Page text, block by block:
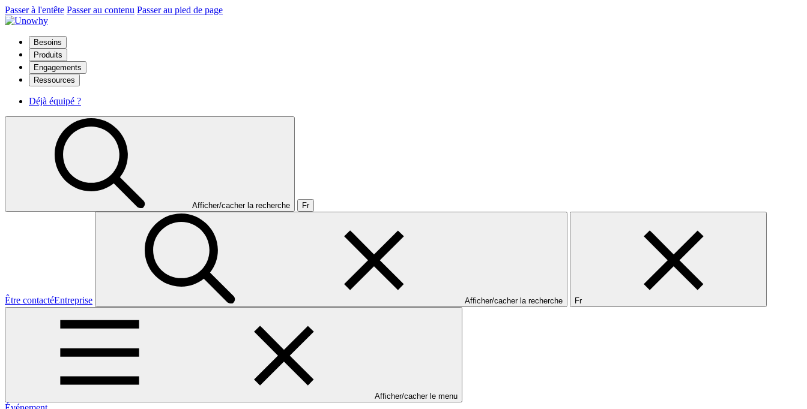
Passer à l'entête Passer au contenu Passer au pied de page
Besoins
Produits
Engagements
Ressources
Déjà équipé ?
Afficher/cacher la recherche Fr
Être contactéEntreprise Afficher/cacher la recherche Fr
Afficher/cacher le menu